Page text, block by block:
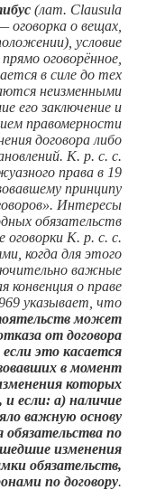
(лат. Clausula
оговорка о вещах,
условие
оговорённое,
в силе до тех
неизменными
его заключение и
правомерности
договора либо
К. р. с. с.
права в 19
принципу
Интересы
обязательств
К. р. с. с.
когда для этого
важные
конвенция о праве
указывает, что
может
от договора
это касается
в момент
которых
если: а) наличие
важную основу
обязательства по
изменения
обязательств,
по договору.